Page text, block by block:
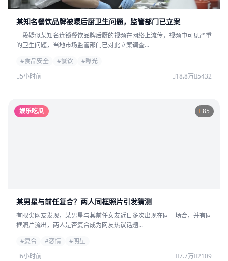
某知名餐饮品牌被曝后厨卫生问题，监管部门已立案
一段疑似某知名连锁餐饮品牌后厨的视频在网络上流传，视频中可见严重
的卫生问题，当地市场监管部门已对此立案调查...
#食品安全
#餐饮
#曝光
5小时前
18.8万 5432
娱乐吃瓜 85
某男星与前任复合？两人同框照片引发猜测
有眼尖网友发现，某男星与其前任女友近日多次出现在同一场合，并有同
框照片流出，两人是否复合成为网友热议话题...
#复合
#恋情
#明星
6小时前
7.7万 2109